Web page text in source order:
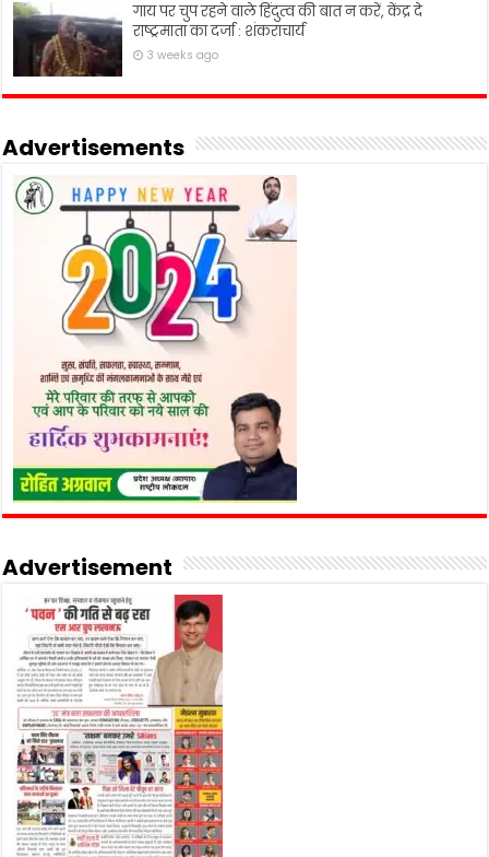
गाय पर चुप रहने वाले हिंदुत्व की बात न करें, केंद्र दे
राष्ट्रमाता का दर्जा : शंकराचार्य
3 weeks ago
Advertisements
Advertisement